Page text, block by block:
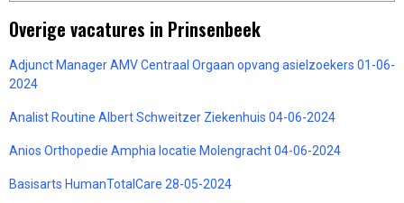
Overige vacatures in Prinsenbeek
Adjunct Manager AMV Centraal Orgaan opvang asielzoekers 01-06-
2024
Analist Routine Albert Schweitzer Ziekenhuis 04-06-2024
Anios Orthopedie Amphia locatie Molengracht 04-06-2024
Basisarts HumanTotalCare 28-05-2024